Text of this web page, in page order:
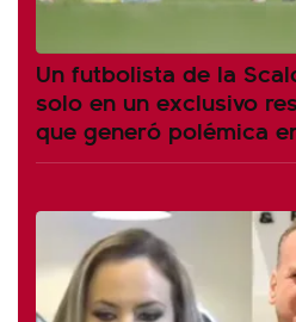
Un futbolista de la
solo en un exclusivo
que generó polémica